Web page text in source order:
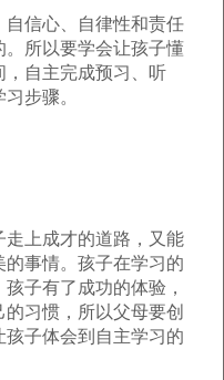
信心、自律性和责任
。所以要学会让孩子懂
，自主完成预习、听
步骤。
上成才的道路，又能
事情。孩子在学习的
子有了成功的体验，
习惯，所以父母要创
子体会到自主学习的